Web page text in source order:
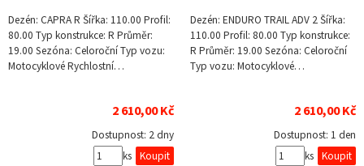
Dezén: CAPRA R Šířka: 110.00 Profil:
80.00 Typ konstrukce: R Průměr:
19.00 Sezóna: Celoroční Typ vozu:
Motocyklové Rychlostní…
2 610,00 Kč
Dostupnost: 2 dny
ks
Dezén: ENDURO TRAIL ADV 2 Šířka:
110.00 Profil: 80.00 Typ konstrukce:
R Průměr: 19.00 Sezóna: Celoroční
Typ vozu: Motocyklové…
2 610,00 Kč
Dostupnost: 1 den
ks